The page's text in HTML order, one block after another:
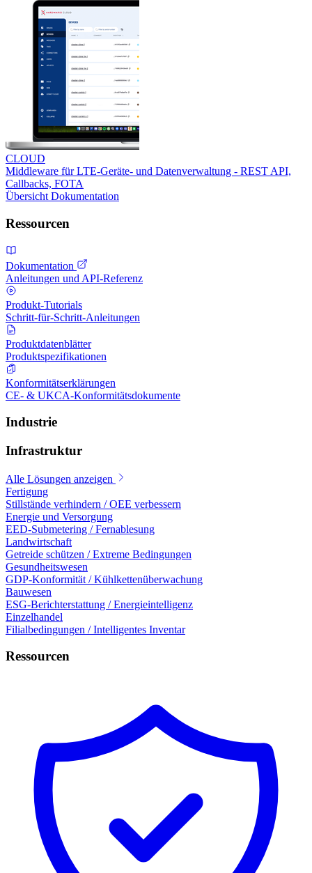
CLOUD
Middleware für LTE-Geräte- und Datenverwaltung - REST API,
Callbacks, FOTA
Übersicht Dokumentation
Ressourcen
Dokumentation
Anleitungen und API-Referenz
Produkt-Tutorials
Schritt-für-Schritt-Anleitungen
Produktdatenblätter
Produktspezifikationen
Konformitätserklärungen
CE- & UKCA-Konformitätsdokumente
Industrie
Infrastruktur
Alle Lösungen anzeigen
Fertigung
Stillstände verhindern / OEE verbessern
Energie und Versorgung
EED-Submetering / Fernablesung
Landwirtschaft
Getreide schützen / Extreme Bedingungen
Gesundheitswesen
GDP-Konformität / Kühlkettenüberwachung
Bauwesen
ESG-Berichterstattung / Energieintelligenz
Einzelhandel
Filialbedingungen / Intelligentes Inventar
Ressourcen